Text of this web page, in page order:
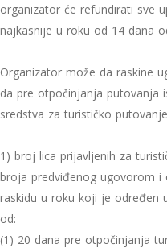
organizator će refundirati sve
najkasnije u roku od 14 dana
Organizator može da raskine
da pre otpočinjanja putovanja
sredstva za turističko
1) broj lica prijavljenih za
broja predviđenog ugovorom i
raskidu u roku koji je određen
od:
(1) 20 dana pre otpočinjanja